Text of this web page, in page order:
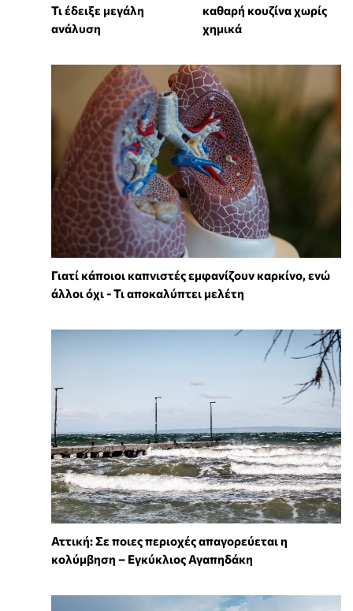
Τι έδειξε μεγάλη
ανάλυση
καθαρή κουζίνα χωρίς
χημικά
Γιατί κάποιοι καπνιστές εμφανίζουν καρκίνο, ενώ
άλλοι όχι - Τι αποκαλύπτει μελέτη
Αττική: Σε ποιες περιοχές απαγορεύεται η
κολύμβηση – Εγκύκλιος Αγαπηδάκη